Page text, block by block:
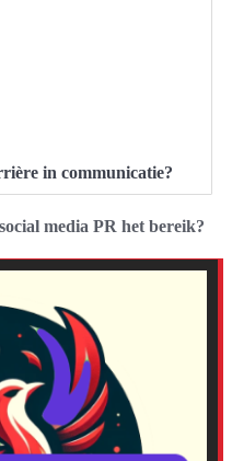
in communicatie?
media PR het bereik?